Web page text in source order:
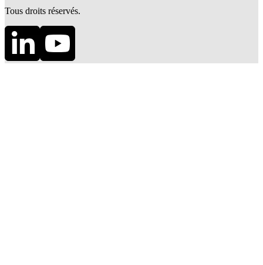
Tous droits réservés.